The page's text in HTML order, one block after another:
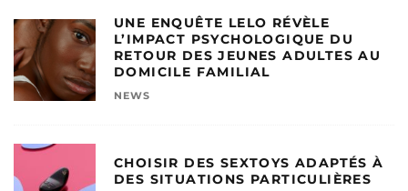
UNE ENQUÊTE LELO RÉVÈLE
L’IMPACT PSYCHOLOGIQUE DU
RETOUR DES JEUNES ADULTES AU
DOMICILE FAMILIAL
NEWS
CHOISIR DES SEXTOYS ADAPTÉS À
DES SITUATIONS PARTICULIÈRES